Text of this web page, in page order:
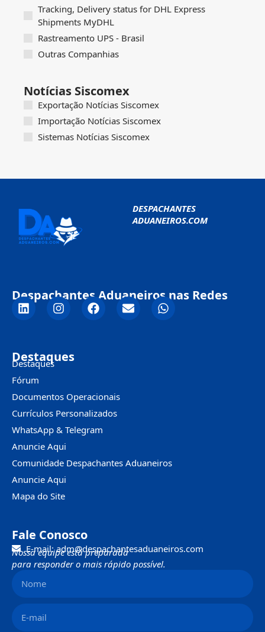
Tracking, Delivery status for DHL Express
Shipments MyDHL
Rastreamento UPS - Brasil
Outras Companhias
Notícias Siscomex
Exportação Notícias Siscomex
Importação Notícias Siscomex
Sistemas Notícias Siscomex
DESPACHANTES
ADUANEIROS.COM
Despachantes Aduaneiros nas Redes
Destaques
Destaques
Fórum
Documentos Operacionais
Currículos Personalizados
WhatsApp & Telegram
Anuncie Aqui
Comunidade Despachantes Aduaneiros
Anuncie Aqui
Mapa do Site
Fale Conosco
E-mail: adm@despachantesaduaneiros.com
Nossa equipe está preparada
para responder o mais rápido possível.